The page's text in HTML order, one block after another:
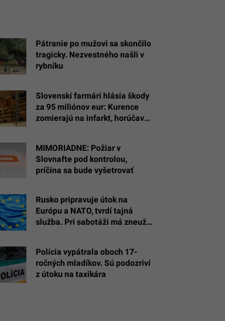
Pátranie po mužovi sa skončilo
tragicky. Nezvestného našli v
rybníku
Slovenskí farmári hlásia škody
za 95 miliónov eur: Kurence
zomierajú na infarkt, horúčavy
MIMORIADNE: Požiar v
Slovnafte pod kontrolou,
príčina sa bude vyšetrovať
Rusko pripravuje útok na
Európu a NATO, tvrdí tajná
služba. Pri sabotáži má zneužiť
Polícia vypátrala oboch 17-
ročných mladíkov. Sú podozriví
z útoku na taxikára